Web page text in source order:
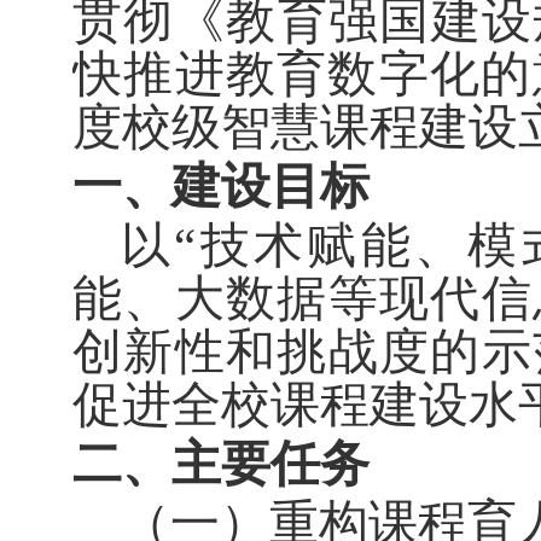
贯彻《教育强国建
快推进教育数字化
度校级智慧课程建设
一、建设目标
以“技术赋能、
能、大数据等现代
创新性和挑战度的
促进全校课程建设水
二、主要任务
（一）重构课程育